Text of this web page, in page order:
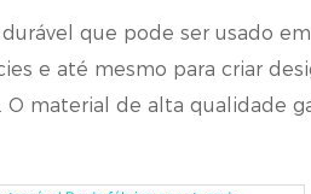
que pode ser usado
e até mesmo para criar
material de alta qualidade